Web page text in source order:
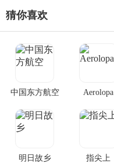
猜你喜欢
中国东方航空 Aerolopa
明日故乡 指尖上